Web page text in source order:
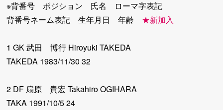
※背番号 ポジション 氏名 ローマ字表記
背番号ネーム表記 生年月日 年齢 ★新加入
1 GK 武田 博行 Hiroyuki TAKEDA
TAKEDA 1983/11/30 32
2 DF 扇原 貴宏 Takahiro OGIHARA
TAKA 1991/10/5 24